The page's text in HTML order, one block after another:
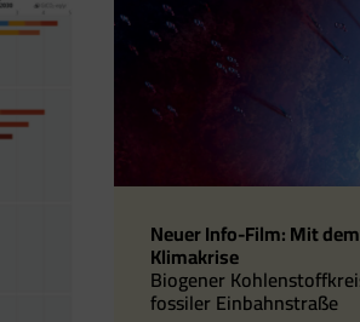
Neuer Info-Film: Mit
Klimakrise
Biogener
fossiler Einbahnstraße